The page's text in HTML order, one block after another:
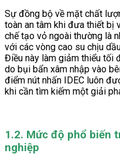
Sự đồng bộ về mặt chất
toàn an tâm khi đưa thiết bị
chế tạo vỏ ngoài thường là
với các vòng cao su chịu
Điều này làm giảm thiểu tối
do bụi bẩn xâm nhập vào
điểm nút nhấn IDEC luôn
khi cần tìm kiếm một giải
1.2. Mức độ phổ biến
nghiệp